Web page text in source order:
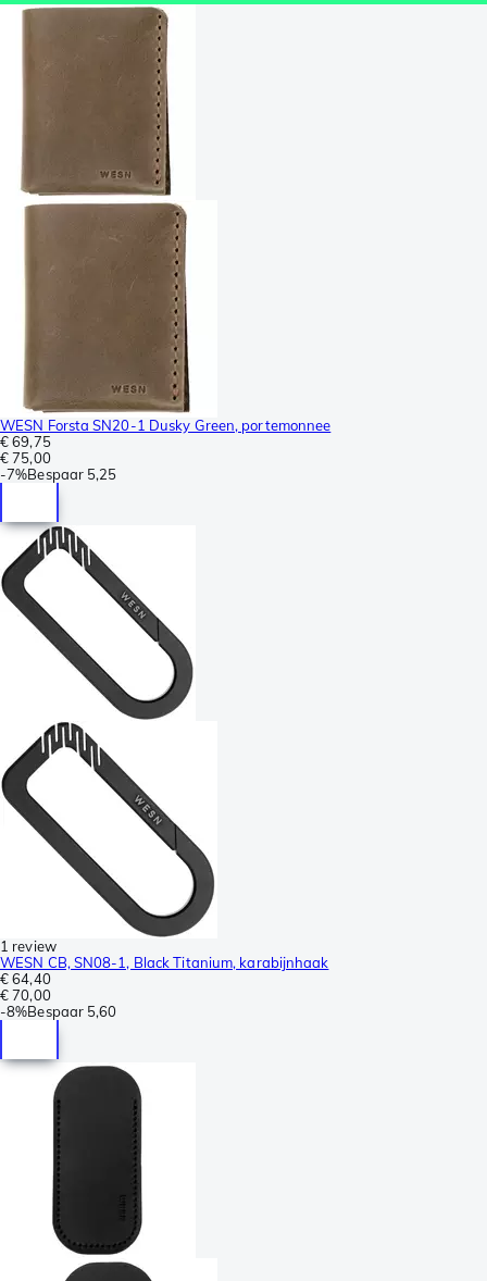
WESN Forsta SN20-1 Dusky Green, portemonnee
€ 69,75
€ 75,00
-7%Bespaar 5,25
1 review
WESN CB, SN08-1, Black Titanium, karabijnhaak
€ 64,40
€ 70,00
-8%Bespaar 5,60